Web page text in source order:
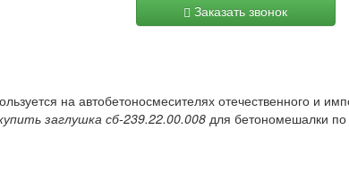
Заказать звонок
на автобетоносмесителях отечественного и
заглушка сб-239.22.00.008для бетономешалки по